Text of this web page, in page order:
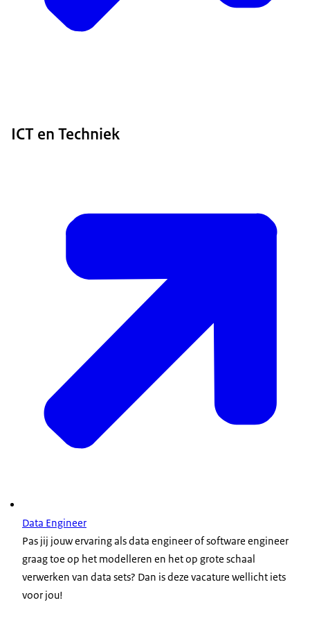
ICT en Techniek
Data Engineer
Pas jij jouw ervaring als data engineer of software engineer
graag toe op het modelleren en het op grote schaal
verwerken van data sets? Dan is deze vacature wellicht iets
voor jou!